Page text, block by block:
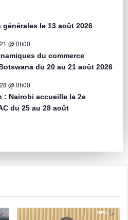
le 13 août 2026
@ 0h00
du commerce
du 20 au 21 août 2026
@ 0h00
: Nairobi accueille la 2e
du 25 au 28 août